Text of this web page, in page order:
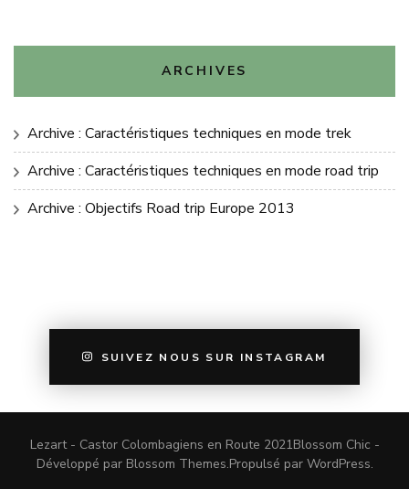
ARCHIVES
Archive : Caractéristiques techniques en mode trek
Archive : Caractéristiques techniques en mode road trip
Archive : Objectifs Road trip Europe 2013
SUIVEZ NOUS SUR INSTAGRAM
Lezart - Castor Colombagiens en Route 2021Blossom Chic -
Développé par Blossom Themes.Propulsé par WordPress.